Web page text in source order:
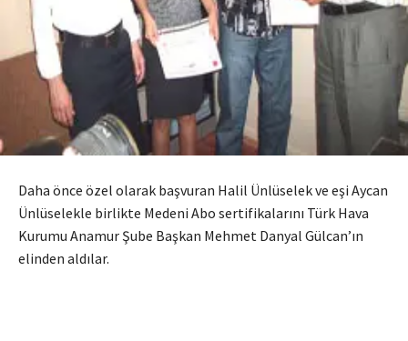
Daha önce özel olarak başvuran Halil Ünlüselek ve eşi Aycan
Ünlüselekle birlikte Medeni Abo sertifikalarını Türk Hava
Kurumu Anamur Şube Başkan Mehmet Danyal Gülcan’ın
elinden aldılar.